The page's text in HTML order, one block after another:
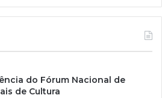
do Fórum Nacional de
de Cultura